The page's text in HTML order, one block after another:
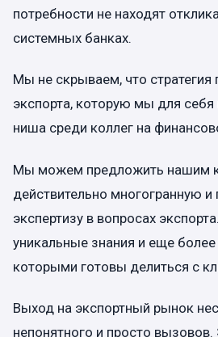
потребности не находят
системных банках.
Мы не скрываем, что
экспорта, которую мы для
ниша среди коллег на
Мы можем предложить нашим
действительно многогранную и
экспертизу в вопросах
уникальные знания и еще
которыми готовы делиться с
Выход на экспортный рынок
непонятного и просто